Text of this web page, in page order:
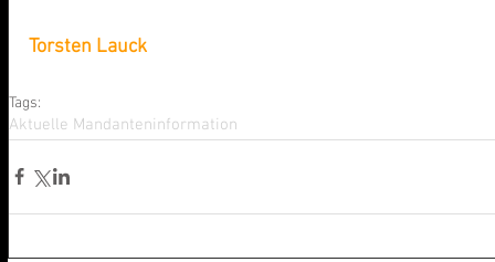
Torsten Lauck
Tags:
Aktuelle Mandanteninformation